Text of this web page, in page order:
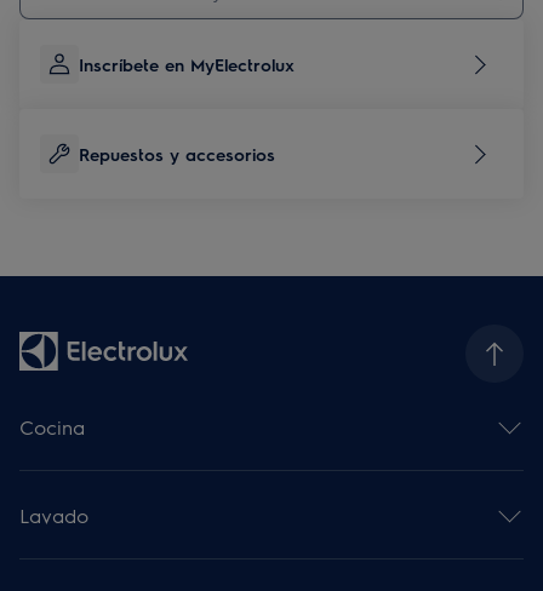
Inscríbete en MyElectrolux
Repuestos y accesorios
Cocina
Placa de inducción
Campana decorativa
Microondas
Lavado